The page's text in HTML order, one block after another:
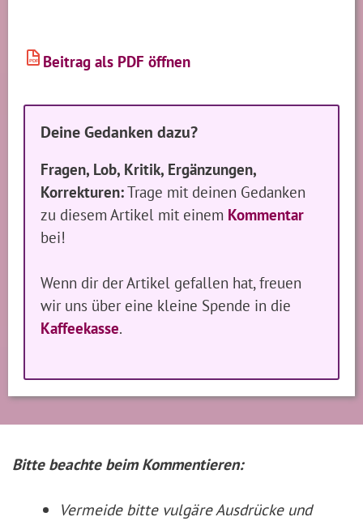
PDF Beitrag als PDF öffnen
Deine Gedanken dazu?
Fragen, Lob, Kritik, Ergänzungen,
Korrekturen:Trage mit deinen Gedanken
zu diesem Artikel mit einem Kommentar
bei!
Wenn dir der Artikel gefallen hat, freuen
wir uns über eine kleine Spende in die
Kaffeekasse.
Bitte beachte beim Kommentieren:
Vermeide bitte vulgäre Ausdrücke und